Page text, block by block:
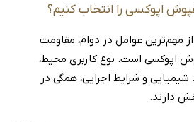
اپوکسی را انتخاب کنیم؟
مهم‌ترین عوامل در دوام، مقاومت
اپوکسی است. نوع کاربری محیط،
شیمیایی و شرایط اجرایی، همگی در
دارند.